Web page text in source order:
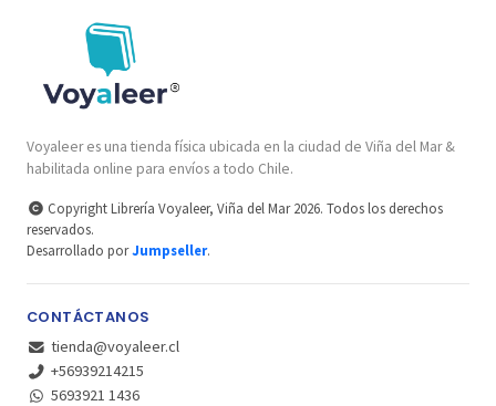
Voyaleer es una tienda física ubicada en la ciudad de Viña del Mar &
habilitada online para envíos a todo Chile.
Copyright Librería Voyaleer, Viña del Mar 2026. Todos los derechos
reservados.
Desarrollado porJumpseller.
CONTÁCTANOS
tienda@voyaleer.cl
+56939214215
5693921 1436